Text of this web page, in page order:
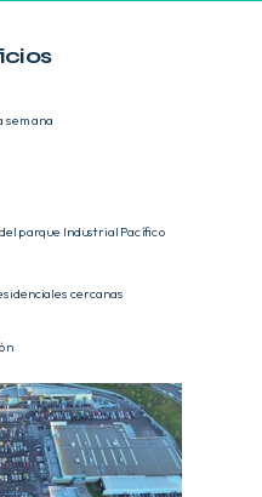
semana
parque Industrial Pacífico
cercanas